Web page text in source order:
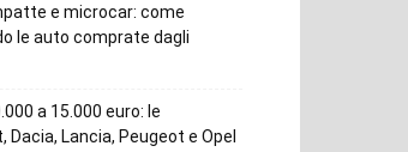
e microcar: come
le auto comprate dagli
a 15.000 euro: le
Dacia, Lancia, Peugeot e Opel